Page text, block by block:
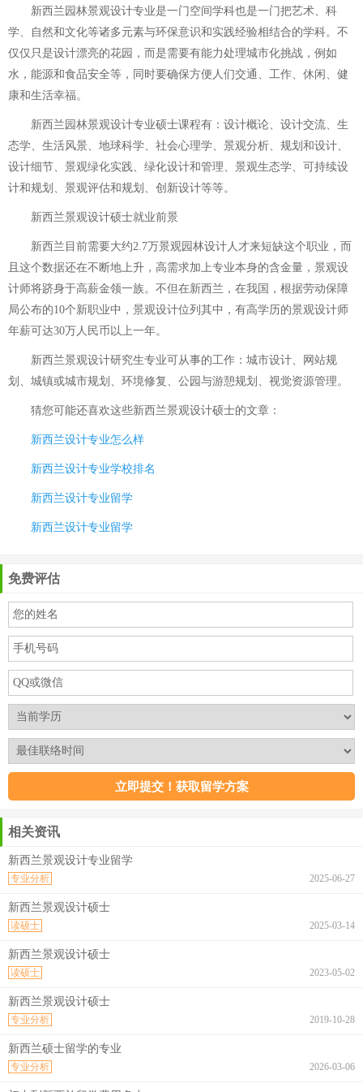
新西兰园林景观设计专业是一门空间学科也是一门把艺术、科
学、自然和文化等诸多元素与环保意识和实践经验相结合的学科。不
仅仅只是设计漂亮的花园，而是需要有能力处理城市化挑战，例如
水，能源和食品安全等，同时要确保方便人们交通、工作、休闲、健
康和生活幸福。
新西兰园林景观设计专业硕士课程有：设计概论、设计交流、生
态学、生活风景、地球科学、社会心理学、景观分析、规划和设计、
设计细节、景观绿化实践、绿化设计和管理、景观生态学、可持续设
计和规划、景观评估和规划、创新设计等等。
新西兰景观设计硕士就业前景
新西兰目前需要大约2.7万景观园林设计人才来短缺这个职业，而
且这个数据还在不断地上升，高需求加上专业本身的含金量，景观设
计师将跻身于高薪金领一族。不但在新西兰，在我国，根据劳动保障
局公布的10个新职业中，景观设计位列其中，有高学历的景观设计师
年薪可达30万人民币以上一年。
新西兰景观设计研究生专业可从事的工作：城市设计、网站规
划、城镇或城市规划、环境修复、公园与游憩规划、视觉资源管理。
猜您可能还喜欢这些新西兰景观设计硕士的文章：
新西兰设计专业怎么样
新西兰设计专业学校排名
新西兰设计专业留学
新西兰设计专业留学
免费评估
相关资讯
新西兰景观设计专业留学
2025-06-27
专业分析
新西兰景观设计硕士
2025-03-14
读硕士
新西兰景观设计硕士
2023-05-02
读硕士
新西兰景观设计硕士
2019-10-28
专业分析
新西兰硕士留学的专业
2026-03-06
专业分析